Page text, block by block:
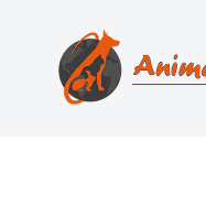
contenuto
Animalmania
Store